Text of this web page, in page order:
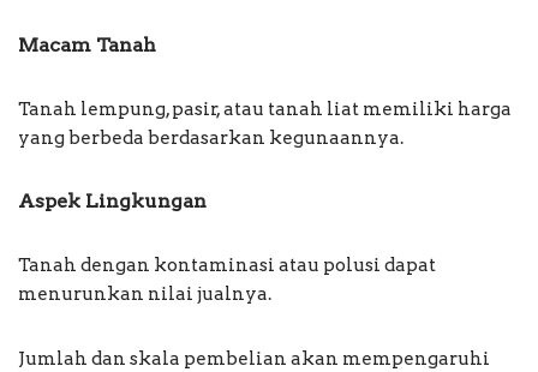
Macam Tanah
Tanah lempung, pasir, atau tanah liat memiliki harga
yang berbeda berdasarkan kegunaannya.
Aspek Lingkungan
Tanah dengan kontaminasi atau polusi dapat
menurunkan nilai jualnya.
Jumlah dan skala pembelian akan mempengaruhi